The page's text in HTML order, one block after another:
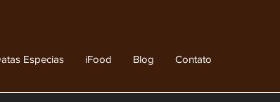
Especias iFood Blog Contato